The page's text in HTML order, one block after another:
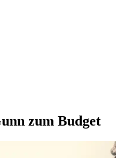
zum Budget